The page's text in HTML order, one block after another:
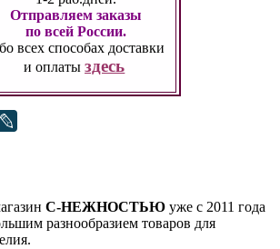
Отправляем заказы
по всей России.
всех способах доставки
и оплатыздесь
С-НЕЖНОСТЬЮ уже с 2011 года
разнообразием товаров для